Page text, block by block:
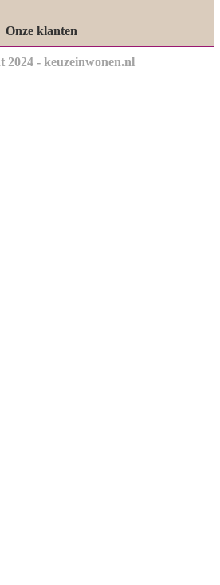
Onze klanten
2024 - keuzeinwonen.nl